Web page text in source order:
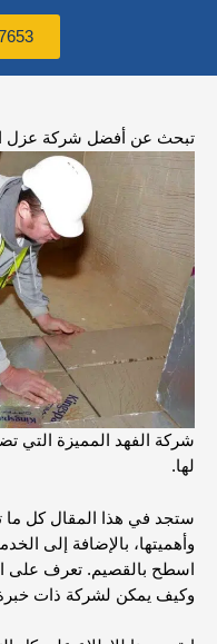
تبحث عن أفضل شركة عزل
شركة الفهد المميزة التي
لها.
ستجد في هذا المقال كل ما
وأهميتها، بالإضافة إلى
اسطح بالقصيم. تعرف على
وكيف يمكن لشركة ذات